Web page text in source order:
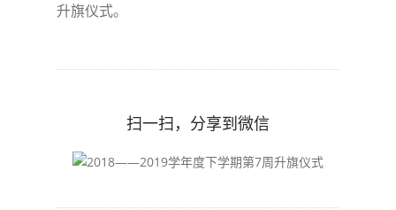
升旗仪式。
扫一扫，分享到微信